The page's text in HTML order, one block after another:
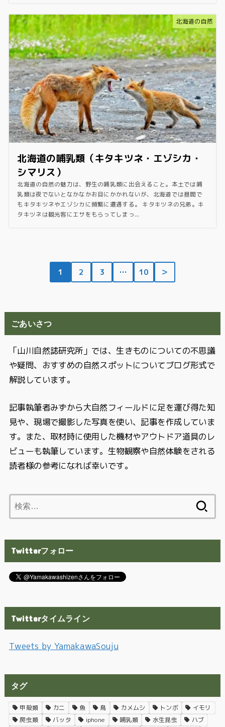
北海道の自然
北海道の哺乳類（キタキツネ・エゾシカ・
シマリス）
北海道の自然の魅力は、野生の哺乳類に出会えること。本土では哺
乳類は夜でないとなかなかお目にかかれないが、北海道では昼間で
もキタキツネやエゾシカに頻繁に遭遇する。 キタキツネの兄弟。キ
タキツネは観光客にエサをもらってしまっ...
1 2 3 … 10 ＞
ごあいさつ
「山川自然誌研究所」では、生きものについての不思議
や疑問、おすすめの自然スポットについてブログ形式で
解説しています。
記事執筆者みずから大自然フィールドに足を運び得た知
見や、現場で撮影した写真を使い、記事を作成していま
す。また、取材時に使用した機材やアウトドア道具のレ
ビューも執筆しています。生物観察や自然体験をされる
読者様の参考になれば幸いです。
索:
Twitterフォロー
Twitterタイムライン
Tweets by YamakawaSouju
タグ
甲殻類 カニ 魚 鳥 カメムシ トンボ
イモリ
爬虫類
バッタ iphone 哺乳類 水生昆虫
ハブ